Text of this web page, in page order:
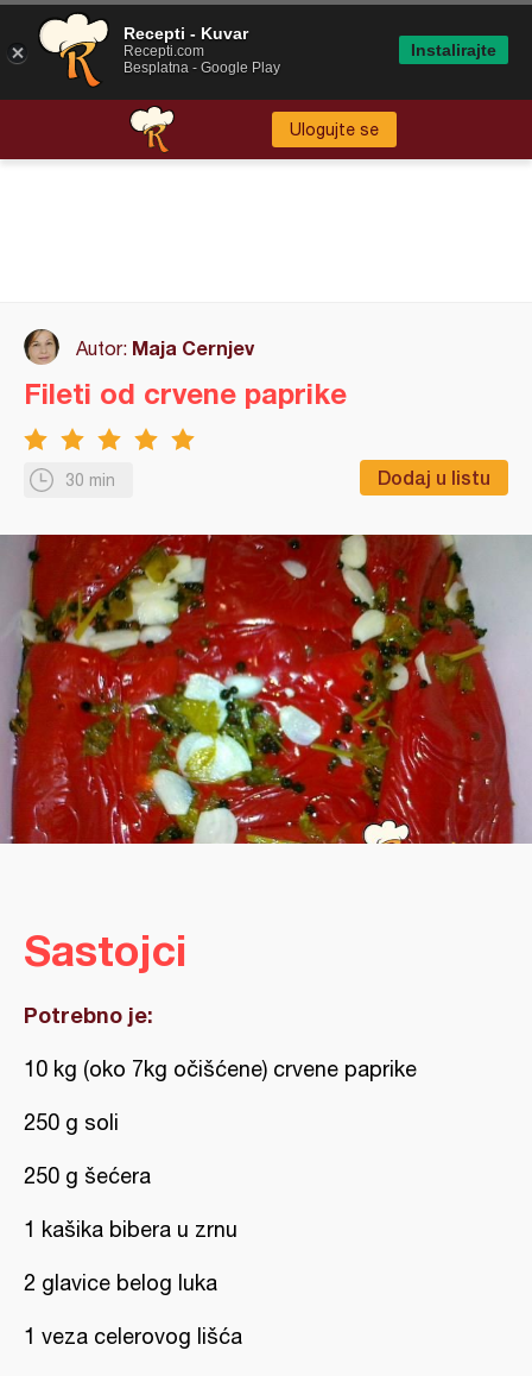
Ulogujte se
Autor: Maja Cernjev
30 min Dodaj u listu
Fileti od crvene paprike
Sastojci
Potrebno je:
10 kg (oko 7kg očišćene) crvene paprike
250 g soli
250 g šećera
1 kašika bibera u zrnu
2 glavice belog luka
1 veza celerovog lišća
Recepti - Kuvar
Recepti.com
Besplatna - Google Play
Instalirajte